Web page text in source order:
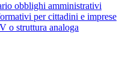
obblighi amministrativi
per cittadini e imprese
o struttura analoga